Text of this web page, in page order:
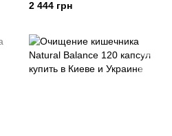
2 444 грн